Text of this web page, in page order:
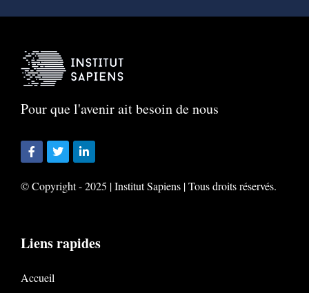
Pour que l'avenir ait besoin de nous
© Copyright - 2025 | Institut Sapiens | Tous droits réservés.
Liens rapides
Accueil